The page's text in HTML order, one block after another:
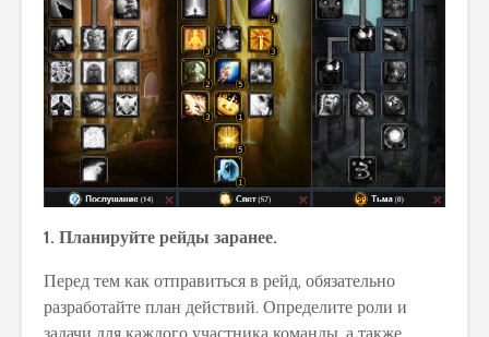
1. Планируйте рейды заранее.
Перед тем как отправиться в рейд, обязательно
разработайте план действий. Определите роли и